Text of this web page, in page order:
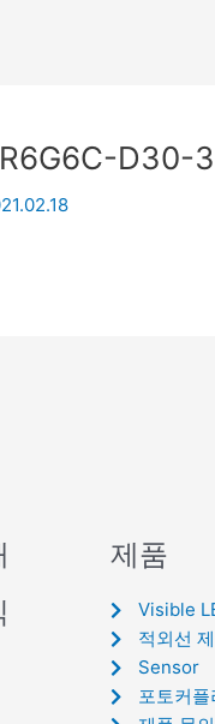
D30-
제품
Visible
적외선
Sensor
포토커플